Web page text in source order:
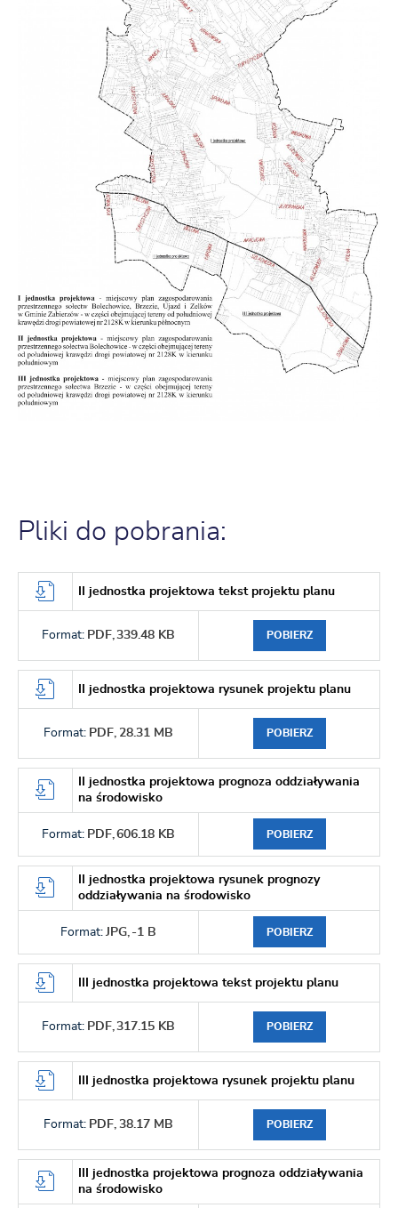
Pliki do pobrania:
II jednostka projektowa tekst projektu planu
Format: PDF, 339.48 KB POBIERZ
II jednostka projektowa rysunek projektu planu
Format: PDF, 28.31 MB POBIERZ
II jednostka projektowa prognoza oddziaływania
na środowisko
Format: PDF, 606.18 KB POBIERZ
II jednostka projektowa rysunek prognozy
oddziaływania na środowisko
Format: JPG, -1 B POBIERZ
III jednostka projektowa tekst projektu planu
Format: PDF, 317.15 KB POBIERZ
III jednostka projektowa rysunek projektu planu
Format: PDF, 38.17 MB POBIERZ
III jednostka projektowa prognoza oddziaływania
na środowisko